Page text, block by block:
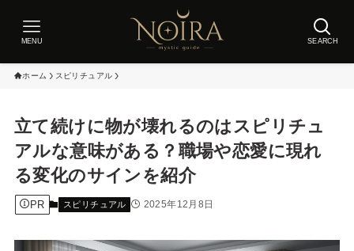
SEARCH
MENU
ホーム スピリチュアル
立て続けに物が壊れるのはスピリチュ
アルな意味がある？職場や恋愛に現れ
る変化のサインを紹介
PR スピリチュアル 2025年12月8日